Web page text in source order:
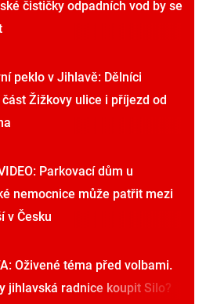
čističky odpadních vod by se
peklo v Jihlavě: Dělníci
Žižkovy ulice i příjezd od
Parkovací dům u
nemocnice může patřit mezi
v Česku
Oživené téma před volbami.
jihlavská radnice koupit Silo?